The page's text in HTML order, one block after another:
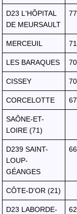
D23 L'HÔPITAL
DE MEURSAULT
77
MERCEUIL
LES BARAQUES
CISSEY
CORCELOTTE
SAÔNE-ET-
LOIRE (71)
D239 SAINT-
LOUP-
GÉANGES
CÔTE-D'OR (21)
D23 LABORDE-